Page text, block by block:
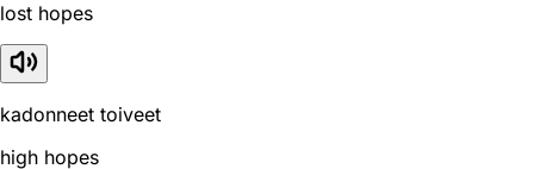
lost hopes
kadonneet toiveet
high hopes